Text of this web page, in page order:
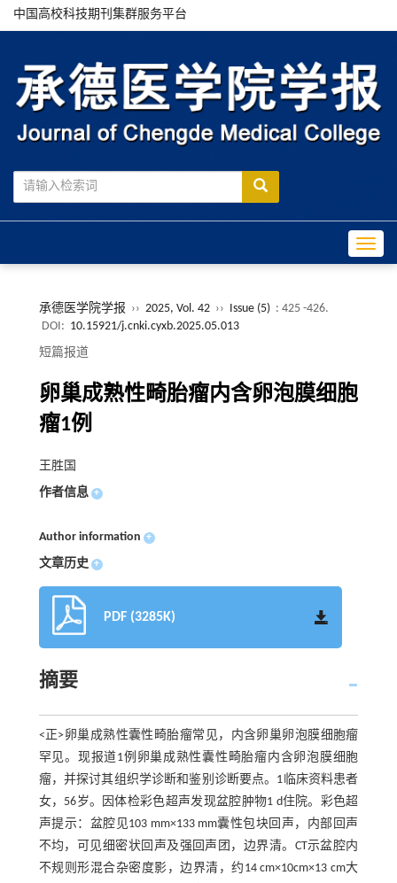
中国高校科技期刊集群服务平台
承德医学院学报 ›› 2025, Vol. 42 ›› Issue (5) : 425 -426.
DOI: 10.15921/j.cnki.cyxb.2025.05.013
短篇报道
卵巢成熟性畸胎瘤内含卵泡膜细胞
瘤1例
王胜国
作者信息 +
Author information +
文章历史 +
PDF (3285K)
摘要
<正>卵巢成熟性囊性畸胎瘤常见，内含卵巢卵泡膜细胞瘤
罕见。现报道1例卵巢成熟性囊性畸胎瘤内含卵泡膜细胞
瘤，并探讨其组织学诊断和鉴别诊断要点。1临床资料患者
女，56岁。因体检彩色超声发现盆腔肿物1 d住院。彩色超
声提示：盆腔见103 mm×133 mm囊性包块回声，内部回声
不均，可见细密状回声及强回声团，边界清。CT示盆腔内
不规则形混合杂密度影，边界清，约14 cm×10cm×13 cm大